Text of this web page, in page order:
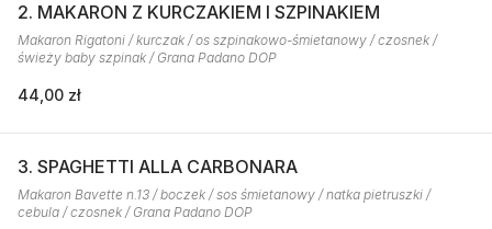
2. MAKARON Z KURCZAKIEM I SZPINAKIEM
Makaron Rigatoni / kurczak / os szpinakowo-śmietanowy / czosnek /
świeży baby szpinak / Grana Padano DOP
44,00 zł
3. SPAGHETTI ALLA CARBONARA
Makaron Bavette n.13 / boczek / sos śmietanowy / natka pietruszki /
cebula / czosnek / Grana Padano DOP